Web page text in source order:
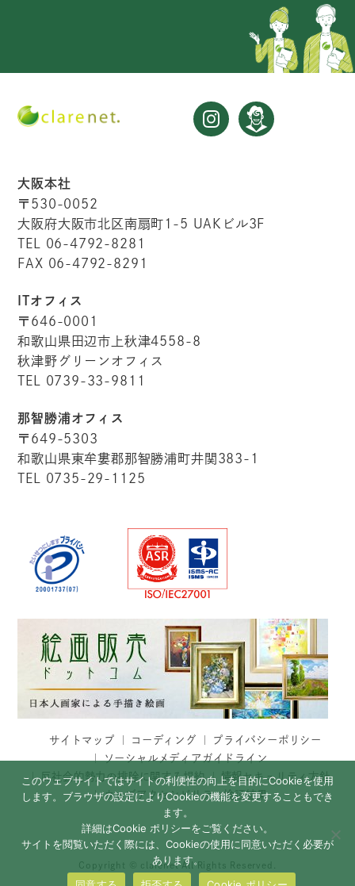
大阪本社
〒530-0052
大阪府大阪市北区南扇町1-5 UAKビル3F
TEL 06-4792-8281
FAX 06-4792-8291
ITオフィス
〒646-0001
和歌山県田辺市上秋津4558-8
秋津野グリーンオフィス
TEL 0739-33-9811
那智勝浦オフィス
〒649-5303
和歌山県東牟婁郡那智勝浦町井関383-1
TEL 0735-29-1125
サイトマップ コーディング
プライバシーポリシー
ソーシャルメディアガイドライン
反社会的勢力の排除に関する規約
情報セキュリティ方針
ウェブアクセシビリティ検証結果
Copyright © clarenet All Rights Reserved.
このウェブサイトではサイトの利便性の向上を目的にCookieを使用
します。ブラウザの設定によりCookieの機能を変更することもでき
ます。
詳細はCookie ポリシーをご覧ください。
サイトを閲覧いただく際には、Cookieの使用に同意いただく必要が
あります。